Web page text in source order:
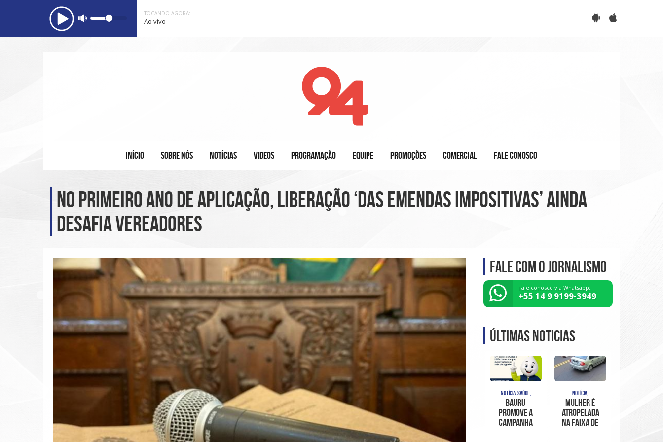
TOCANDO AGORA:
Ao vivo
INÍCIO SOBRE NÓS NOTÍCIAS VIDEOS PROGRAMAÇÃO EQUIPE PROMOÇÕES COMERCIAL FALE CONOSCO
No primeiro ano de aplicação, liberação ‘das emendas impositivas’ ainda
desafia vereadores
Fale com o Jornalismo
Fale conosco via Whatsapp:
+55 14 9 9199-3949
Últimas noticias
NOTÍCIA, SAÚDE,
Bauru
promove a
Campanha
NOTÍCIA,
Mulher é
atropelada
na faixa de